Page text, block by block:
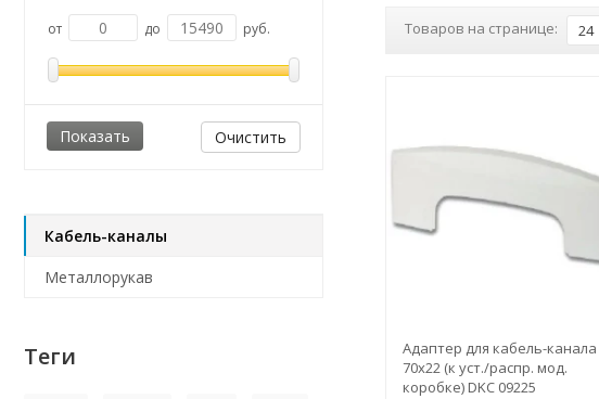
Товаров на странице: 24
Адаптер для кабель-канала
70х22 (к уст./распр. мод.
коробке) DKC 09225
от до руб.
Очистить
Кабель-каналы
Металлорукав
Теги